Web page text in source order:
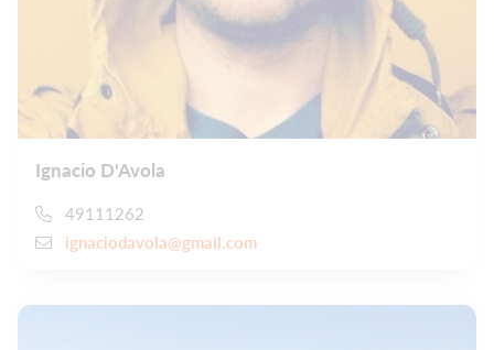
Ignacio D'Avola
49111262
ignaciodavola@gmail.com